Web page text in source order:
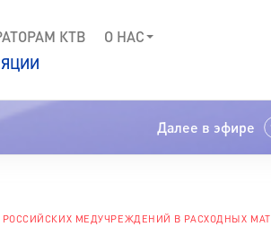
КТВ
О НАС
Далее в эфире
РОССИЙСКИХ МЕДУЧРЕЖДЕНИЙ В РАСХОДНЫХ